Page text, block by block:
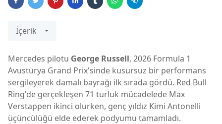
İçerik
Mercedes pilotu George Russell, 2026 Formula 1
Avusturya Grand Prix'sinde kusursuz bir performans
sergileyerek damalı bayrağı ilk sırada gördü. Red Bull
Ring'de gerçekleşen 71 turluk mücadelede Max
Verstappen ikinci olurken, genç yıldız Kimi Antonelli
üçüncülüğü elde ederek podyumu tamamladı.